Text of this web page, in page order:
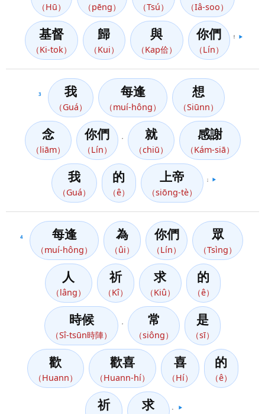
（Hū） （pēng） （Tsú） （Iâ-soo）
基督
（Ki-tok）
歸
（Kui）
與
（Kap佮）
你們
（Lín）
！ ▶️
3 我
（Guá）
每逢
（muí-hông）
想
（Siūnn）
念
（liām）
你們
（Lín）
就
（chiū）
感謝
（Kám-siā）
我
（Guá）
的
（ê）
上帝
（siōng-tè）
； ▶️
4 每逢
（muí-hông）
為
（ûi）
你們
（Lín）
眾
（Tsìng）
人
（lâng）
祈
（Kî）
求
（Kiû）
的
（ê）
時候
（Sî-tsūn時陣）
常
（siông）
是
（sī）
歡
（Huann）
歡喜
（Huann-hí）
喜
（Hí）
的
（ê）
祈 求 ▶️